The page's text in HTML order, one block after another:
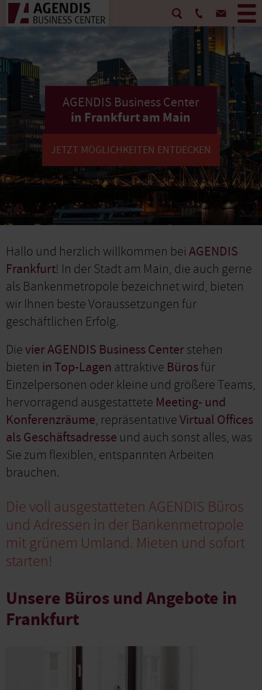
AGENDIS Business Center
in Frankfurt am Main
JETZT MÖGLICHKEITEN ENTDECKEN
Hallo und herzlich willkommen bei AGENDIS
Frankfurt! In der Stadt am Main, die auch gerne
als Bankenmetropole bezeichnet wird, bieten
wir Ihnen beste Voraussetzungen für
geschäftlichen Erfolg.
Dievier AGENDIS Business Centerstehen
bieten in Top-Lagen attraktive Bürosfür
Einzelpersonen oder kleine und größere Teams,
hervorragend ausgestattete Meeting- und
Konferenzräume, repräsentativeVirtual Offices
als Geschäftsadresse und auch sonst alles, was
Sie zum flexiblen, entspannten Arbeiten
brauchen.
Die voll ausgestatteten AGENDIS Büros
und Adressen in der Bankenmetropole
mit grünem Umland. Mieten und sofort
starten!
Unsere Büros und Angebote in
Frankfurt